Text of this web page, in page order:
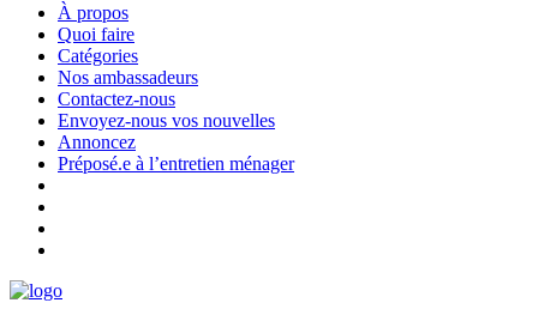
À propos
Quoi faire
Catégories
Nos ambassadeurs
Contactez-nous
Envoyez-nous vos nouvelles
Annoncez
Préposé.e à l’entretien ménager